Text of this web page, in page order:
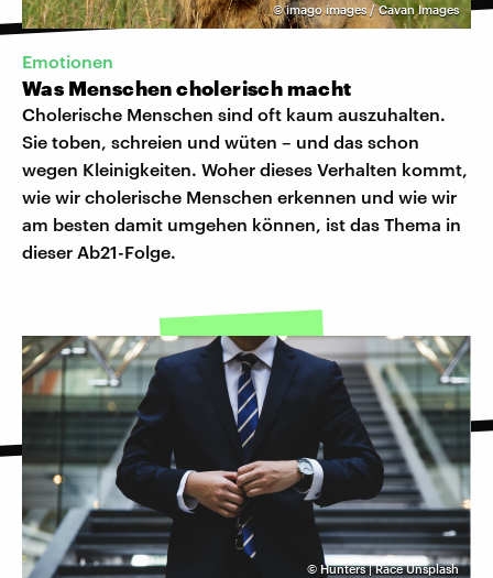
©imago images / Cavan Images
Emotionen
Was Menschen cholerisch macht
Cholerische Menschen sind oft kaum auszuhalten.
Sie toben, schreien und wüten – und das schon
wegen Kleinigkeiten. Woher dieses Verhalten kommt,
wie wir cholerische Menschen erkennen und wie wir
am besten damit umgehen können, ist das Thema in
dieser Ab21-Folge.
© Hunters | Race Unsplash